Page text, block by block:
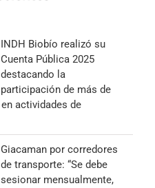
INDH Biobío realizó su
Cuenta Pública 2025
destacando la
participación de más de
actividades de
Giacaman por corredores
de transporte: “Se debe
sesionar mensualmente,